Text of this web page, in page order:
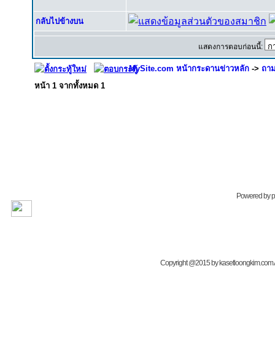
กลับไปข้างบน
แสดงการตอบก่อนนี้:
MySite.com หน้ากระดานข่าวหลัก -> ถา
หน้า 1 จากทั้งหมด 1
Powered by
Copyright @2015 by kasetloongkim.com